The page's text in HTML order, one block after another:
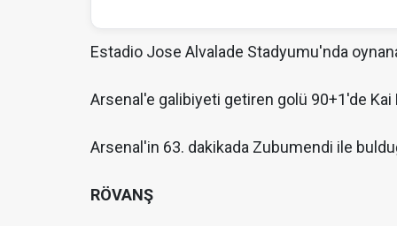
Estadio Jose Alvalade Stadyumu'nda
Arsenal'e galibiyeti getiren golü 90+1'de
Arsenal'in 63. dakikada Zubumendi ile
RÖVANŞ